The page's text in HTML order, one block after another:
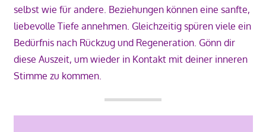
selbst wie für andere. Beziehungen können eine sanfte,
liebevolle Tiefe annehmen. Gleichzeitig spüren viele ein
Bedürfnis nach Rückzug und Regeneration. Gönn dir
diese Auszeit, um wieder in Kontakt mit deiner inneren
Stimme zu kommen.